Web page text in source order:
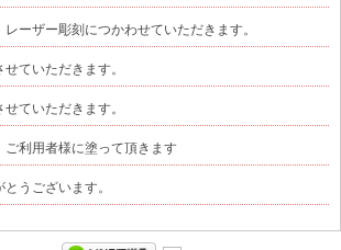
ーザー彫刻につかわせていただきます。
ていただきます。
ていただきます。
利用者様に塗って頂きます
うございます。